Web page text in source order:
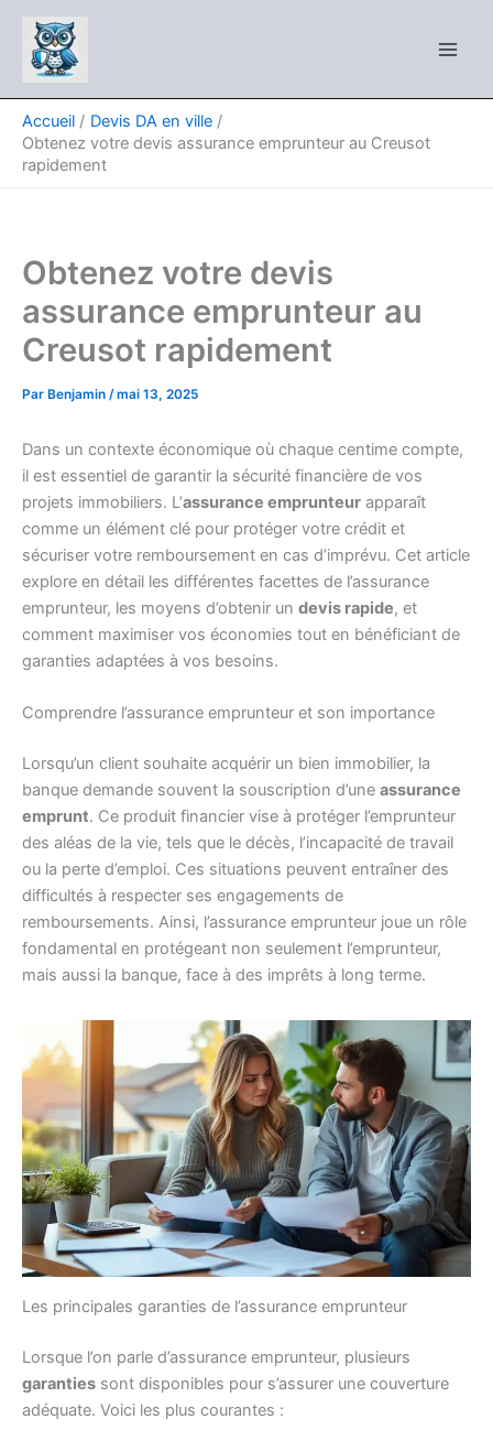
contenu
Accueil
Devis DA en ville
Obtenez votre devis assurance emprunteur au Creusot
rapidement
Obtenez votre devis
assurance emprunteur au
Creusot rapidement
Par Benjamin /mai 13, 2025
Dans un contexte économique où chaque centime compte,
il est essentiel de garantir la sécurité financière de vos
projets immobiliers. L’assurance emprunteur apparaît
comme un élément clé pour protéger votre crédit et
sécuriser votre remboursement en cas d’imprévu. Cet article
explore en détail les différentes facettes de l’assurance
emprunteur, les moyens d’obtenir un devis rapide, et
comment maximiser vos économies tout en bénéficiant de
garanties adaptées à vos besoins.
Comprendre l’assurance emprunteur et son importance
Lorsqu’un client souhaite acquérir un bien immobilier, la
banque demande souvent la souscription d’une assurance
emprunt. Ce produit financier vise à protéger l’emprunteur
des aléas de la vie, tels que le décès, l’incapacité de travail
ou la perte d’emploi. Ces situations peuvent entraîner des
difficultés à respecter ses engagements de
remboursements. Ainsi, l’assurance emprunteur joue un rôle
fondamental en protégeant non seulement l’emprunteur,
mais aussi la banque, face à des imprêts à long terme.
Les principales garanties de l’assurance emprunteur
Lorsque l’on parle d’assurance emprunteur, plusieurs
garanties sont disponibles pour s’assurer une couverture
adéquate. Voici les plus courantes :